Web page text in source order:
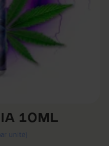
10ML
unité